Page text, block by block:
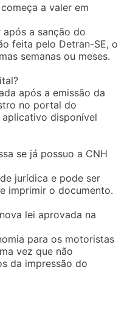
a valer em
a sanção do
feita pelo Detran-SE, o
semanas ou meses.
após a emissão da
no portal do
disponível
se já possuo a CNH
jurídica e pode ser
imprimir o documento.
lei aprovada na
para os motoristas
vez que não
da impressão do